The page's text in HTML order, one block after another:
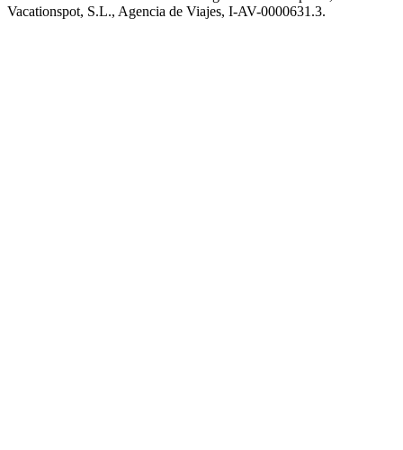
Vacationspot, S.L., Agencia de Viajes, I-AV-0000631.3.